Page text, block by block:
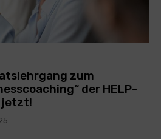
zum
der HELP-
jetzt!